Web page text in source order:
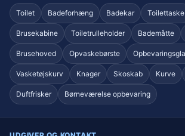
Toilet Badeforhæng Badekar Toilettaske
Brusekabine Toiletrulleholder Bademåtte
Brusehoved Opvaskebørste
Vasketøjskurv Knager Skoskab Kurve
Duftfrisker Børneværelse opbevaring